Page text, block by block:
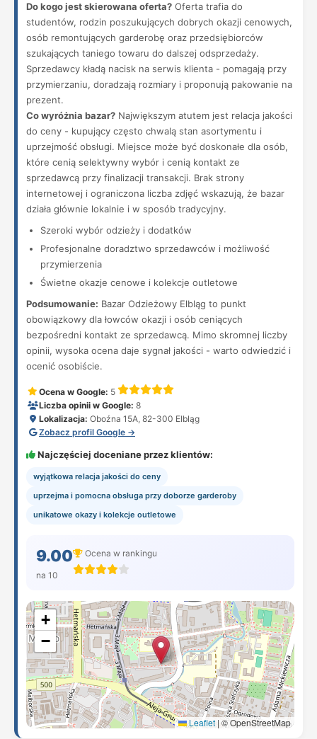
Do kogo jest skierowana oferta? Oferta trafia do
studentów, rodzin poszukujących dobrych okazji cenowych,
osób remontujących garderobę oraz przedsiębiorców
szukających taniego towaru do dalszej odsprzedaży.
Sprzedawcy kładą nacisk na serwis klienta - pomagają przy
przymierzaniu, doradzają rozmiary i proponują pakowanie na
prezent.
Co wyróżnia bazar? Największym atutem jest relacja jakości
do ceny - kupujący często chwalą stan asortymentu i
uprzejmość obsługi. Miejsce może być doskonałe dla osób,
które cenią selektywny wybór i cenią kontakt ze
sprzedawcą przy finalizacji transakcji. Brak strony
internetowej i ograniczona liczba zdjęć wskazują, że bazar
działa głównie lokalnie i w sposób tradycyjny.
Szeroki wybór odzieży i dodatków
Profesjonalne doradztwo sprzedawców i możliwość
przymierzenia
Świetne okazje cenowe i kolekcje outletowe
Podsumowanie: Bazar Odzieżowy Elbląg to punkt
obowiązkowy dla łowców okazji i osób ceniących
bezpośredni kontakt ze sprzedawcą. Mimo skromnej liczby
opinii, wysoka ocena daje sygnał jakości - warto odwiedzić i
ocenić osobiście.
Ocena w Google: 5
Liczba opinii w Google: 8
Lokalizacja: Oboźna 15A, 82-300 Elbląg
Zobacz profil Google →
Najczęściej doceniane przez klientów:
wyjątkowa relacja jakości do ceny
uprzejma i pomocna obsługa przy doborze garderoby
unikatowe okazy i kolekcje outletowe
9.00
na 10
Ocena w rankingu
+
−
Leaflet | © OpenStreetMap